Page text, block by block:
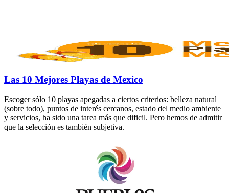
Las 10 Mejores Playas de Mexico
Escoger sólo 10 playas apegadas a ciertos criterios: belleza natural
(sobre todo), puntos de interés cercanos, estado del medio ambiente
y servicios, ha sido una tarea más que dificil. Pero hemos de admitir
que la selección es también subjetiva.